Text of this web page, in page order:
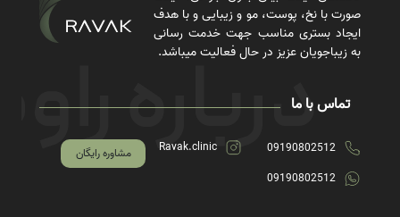
صورت با نخ، پوست، مو و زیبایی و با هدف
ایجاد بستری مناسب جهت خدمت رسانی
به زیباجویان عزیز در حال فعالیت میباشد.
تماس با ما
09190802512
09190802512
Ravak.clinic مشاوره رایگان